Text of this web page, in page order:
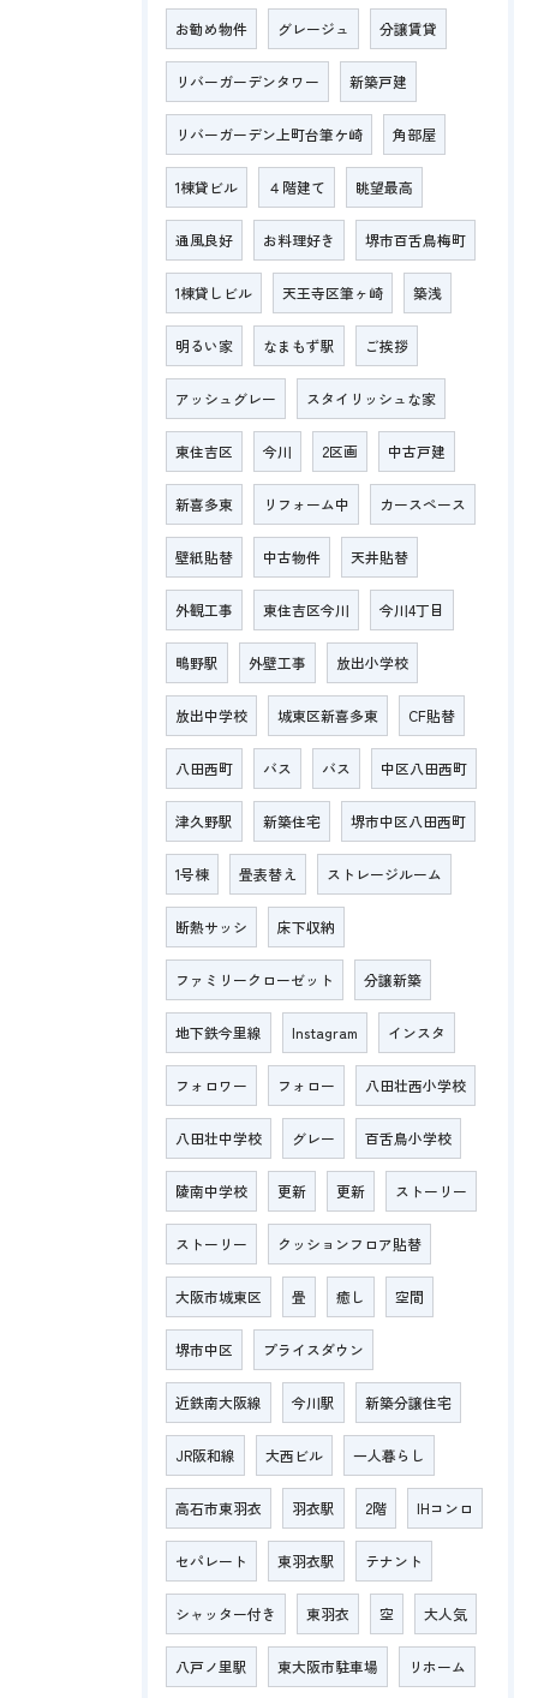
お勧め物件 グレージュ 分譲賃貸
リバーガーデンタワー 新築戸建
リバーガーデン上町台筆ケ崎 角部屋
1棟貸ビル ４階建て 眺望最高
通風良好 お料理好き 堺市百舌鳥梅町
1棟貸しビル 天王寺区筆ヶ崎 築浅
明るい家 なまもず駅 ご挨拶
アッシュグレー スタイリッシュな家
東住吉区 今川 2区画 中古戸建
新喜多東 リフォーム中 カースペース
壁紙貼替 中古物件 天井貼替
外観工事 東住吉区今川 今川4丁目
鴫野駅 外壁工事 放出小学校
放出中学校 城東区新喜多東 CF貼替
八田西町 バス バス 中区八田西町
津久野駅 新築住宅 堺市中区八田西町
1号棟 畳表替え ストレージルーム
断熱サッシ 床下収納
ファミリークローゼット 分譲新築
地下鉄今里線 Instagram インスタ
フォロワー フォロー 八田壮西小学校
八田壮中学校 グレー 百舌鳥小学校
陵南中学校 更新 更新 ストーリー
ストーリー クッションフロア貼替
大阪市城東区 畳 癒し 空間
堺市中区 プライスダウン
近鉄南大阪線 今川駅 新築分譲住宅
JR阪和線 大西ビル 一人暮らし
高石市東羽衣 羽衣駅 2階 IHコンロ
セパレート 東羽衣駅 テナント
シャッター付き 東羽衣 空 大人気
八戸ノ里駅 東大阪市駐車場 リホーム